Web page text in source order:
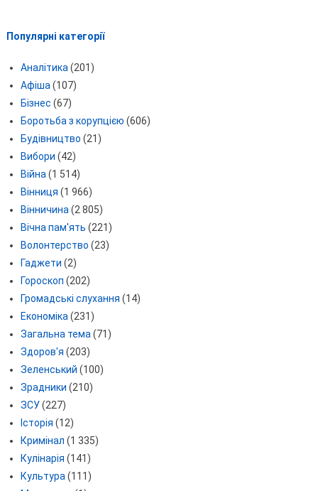
Популярні категорії
Аналітика (201)
Афіша (107)
Бізнес (67)
Боротьба з корупцією (606)
Будівництво (21)
Вибори (42)
Війна (1 514)
Вінниця (1 966)
Вінничина (2 805)
Вічна пам'ять (221)
Волонтерство (23)
Гаджети (2)
Гороскоп (202)
Громадські слухання (14)
Економіка (231)
Загальна тема (71)
Здоров'я (203)
Зеленський (100)
Зрадники (210)
ЗСУ(227)
Історія (12)
Кримінал (1 335)
Кулінарія (141)
Культура (111)